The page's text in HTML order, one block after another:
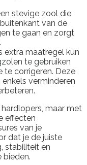
stevige zool die
van de
te gaan en zorgt
extra maatregel kun
te gebruiken
te corrigeren. Deze
verminderen
maar met
effecten
van je
dat je de juiste
stabiliteit en
bieden.